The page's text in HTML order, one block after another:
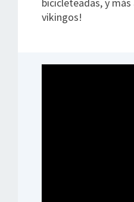
vikingos!